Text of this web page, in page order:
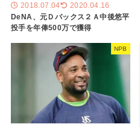
2018.07.04 2020.04.16
DeNA、元Ｄバックス２Ａ中後悠平
投手を年俸500万で獲得
NPB